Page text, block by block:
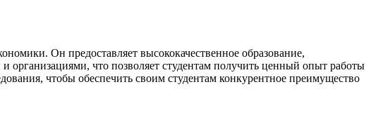
Он предоставляет высококачественное образование,
что позволяет студентам получить ценный опыт работы
чтобы обеспечить своим студентам конкурентное преимущество